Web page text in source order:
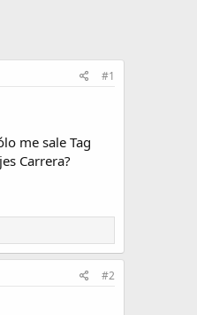
#1
me sale Tag
Carrera?
#2